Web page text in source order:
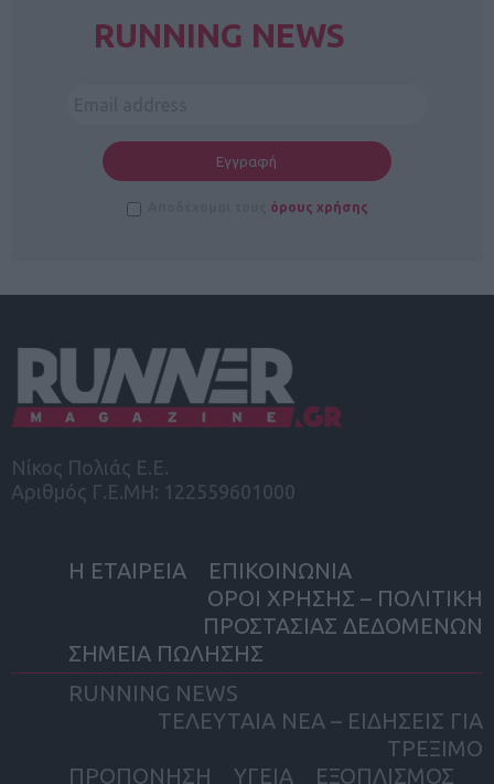
RUNNING NEWS
όρους χρήσης
Νίκος Πολιάς Ε.Ε.
Αριθμός Γ.Ε.ΜΗ: 122559601000
Η ΕΤΑΙΡΕΙΑ
ΕΠΙΚΟΙΝΩΝΙΑ
ΟΡΟΙ ΧΡΗΣΗΣ – ΠΟΛΙΤΙΚΗ
ΠΡΟΣΤΑΣΙΑΣ ΔΕΔΟΜΕΝΩΝ
ΣΗΜΕΙΑ ΠΩΛΗΣΗΣ
RUNNING NEWS
ΤΕΛΕΥΤΑΙΑ ΝΕΑ – ΕΙΔΗΣΕΙΣ ΓΙΑ
ΤΡΕΞΙΜΟ
ΠΡΟΠΟΝΗΣΗ
ΥΓΕΙΑ ΕΞΟΠΛΙΣΜΟΣ